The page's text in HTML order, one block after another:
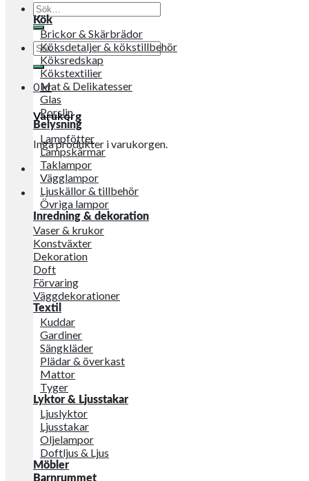
Sök
efter:
Sök
efter:
0kr
Varukorg
Inga produkter i varukorgen.
Kök
Brickor & Skärbrädor
Köksdetaljer & kökstillbehör
Köksredskap
Kökstextilier
Mat & Delikatesser
Glas
Porslin
Belysning
Lampfötter
Lampskärmar
Taklampor
Vägglampor
Ljuskällor & tillbehör
Övriga lampor
Inredning & dekoration
Vaser & krukor
Konstväxter
Dekoration
Doft
Förvaring
Väggdekorationer
Textil
Kuddar
Gardiner
Sängkläder
Plädar & överkast
Mattor
Tyger
Lyktor & Ljusstakar
Ljuslyktor
Ljusstakar
Oljelampor
Doftljus & Ljus
Möbler
Barnrummet